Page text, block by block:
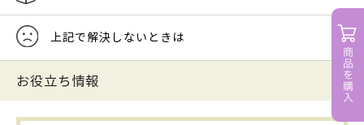
上記で解決しないときは
お役立ち情報